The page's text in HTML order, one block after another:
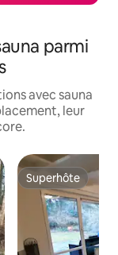
parmi
avec sauna
leur
Superhôte
Superhôte